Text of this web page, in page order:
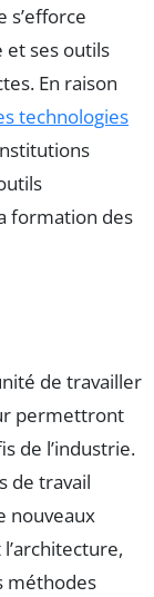
s’efforce
et ses outils
En raison
technologies
formation des
de travailler
permettront
de l’industrie.
de travail
nouveaux
méthodes